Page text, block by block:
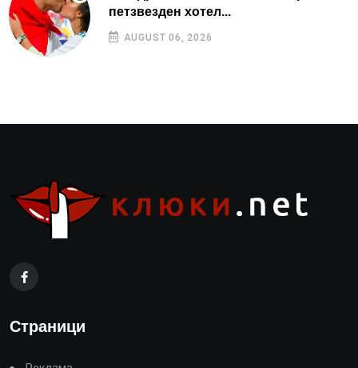
петзвезден хотел...
AUGUST 06, 2026
Страници